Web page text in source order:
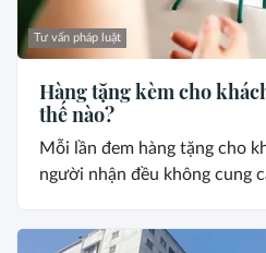
Tư vấn pháp luật
Hàng tặng kèm cho
thế nào?
Mỗi lần đem hàng tặng cho
người nhận đều không cung